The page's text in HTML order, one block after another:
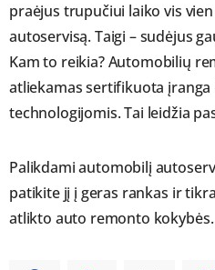
praėjus trupučiui laiko vis
autoservisą. Taigi – sudėjus
Kam to reikia? Automobilių
atliekamas sertifikuota
technologijomis. Tai leidžia
Palikdami automobilį
patikite jį į geras rankas ir
atlikto auto remonto kokybės.